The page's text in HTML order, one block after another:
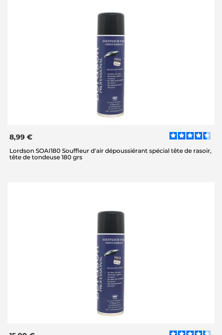
8,99 €
Lordson SOAI180 Souffleur d'air dépoussiérant spécial tête de rasoir,
tête de tondeuse 180 grs